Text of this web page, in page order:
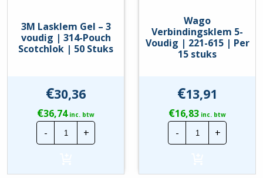
3M Lasklem Gel – 3
voudig | 314-Pouch
Scotchlok | 50 Stuks
€30,36
€36,74inc. btw
-
3M
Lasklem
Gel
voudig
+
Wago
Verbindingsklem 5-
Voudig | 221-615 | Per
15 stuks
€13,91
€16,83 inc. btw
-
Wago
5-
221-
+